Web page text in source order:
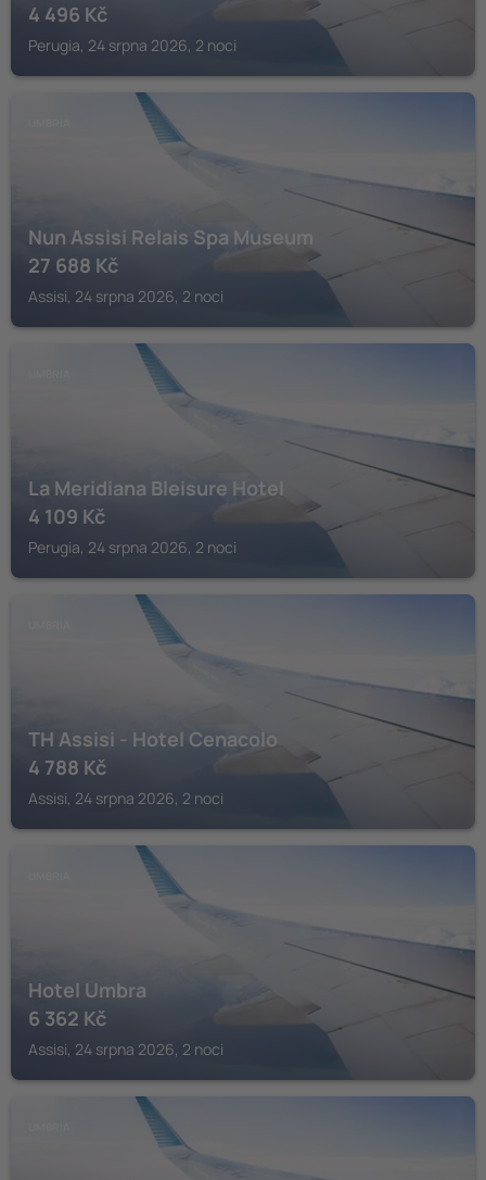
4 496 Kč
Perugia, 24 srpna 2026, 2 noci
Nun Assisi Relais Spa Museum
27 688 Kč
Assisi, 24 srpna 2026, 2 noci
La Meridiana Bleisure Hotel
4 109 Kč
Perugia, 24 srpna 2026, 2 noci
TH Assisi - Hotel Cenacolo
4 788 Kč
Assisi, 24 srpna 2026, 2 noci
Hotel Umbra
6 362 Kč
Assisi, 24 srpna 2026, 2 noci